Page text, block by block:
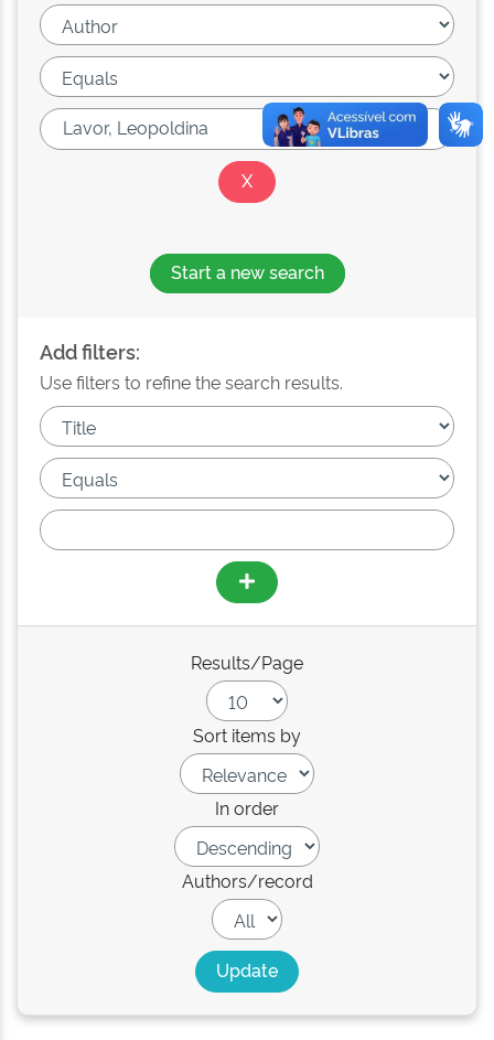
Start a new search
Add filters:
Use filters to refine the search results.
Results/Page
Sort items by
In order
Authors/record